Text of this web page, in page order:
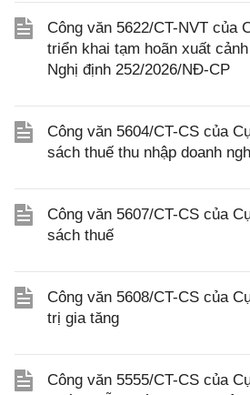
Công văn 5622/CT-NVT của
triển khai tạm hoãn xuất
Nghị định 252/2026/NĐ-CP
Công văn 5604/CT-CS của
sách thuế thu nhập doanh
Công văn 5607/CT-CS của
sách thuế
Công văn 5608/CT-CS của
trị gia tăng
Công văn 5555/CT-CS của